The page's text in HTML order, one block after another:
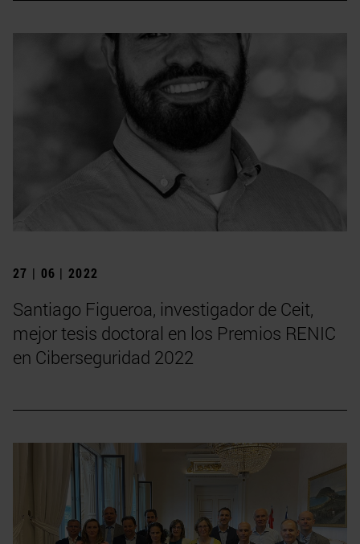
27 | 06 | 2022
Santiago Figueroa, investigador de Ceit,
mejor tesis doctoral en los Premios RENIC
en Ciberseguridad 2022